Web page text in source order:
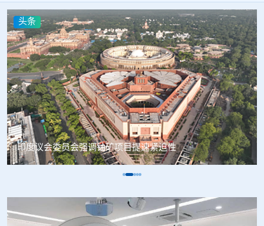
头条
中核辐智正式设立 中国同辐持股90%打通核医疗全产业链